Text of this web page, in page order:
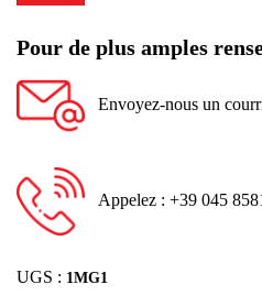
Pour de plus amples
Envoyez-nous un
Appelez : +39 045
UGS : 1MG1